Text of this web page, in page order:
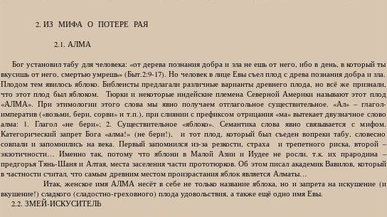
2. ИЗ МИФА О ПОТЕРЕ РАЯ
2.1. АЛМА
Бог установил табу для человека: «от дерева познания добра и зла не ешь от него, ибо в день, в который ты
вкусишь от него, смертью умрешь» (Быт.2:9-17). Но человек в лице Евы съел плод с древа познания добра и зла.
Плодом тем явилось яблоко. Библеисты предлагали различные варианты древнего плода, но всё же признали,
что этот плод был яблоком. Тюрки и некоторые индейские племена Северной Америки называют этот плод
«АЛМА». При этимологии этого слова мы явно получаем отглагольное существительное. «Ал» – глагол-
императив («возьми, бери, сорви» и т.п.), при слиянии с префиксом отрицания «ма» вытекает двузначное слово
алма: 1. Глагол «не бери»; 2. Существительное «яблоко». Семантика слова явно связывается с мифом.
Категорический запрет Бога «алма!» (не бери!), и тот плод, который был съеден вопреки табу, словесно
совпали и запомнились на века. Первый запомнился из-за резкости, страха и трепетного риска, второй –
экзотичности… Именно так, потому что яблони в Малой Азии и Иудее не росли, т.к. их прародина –
предгорья Тянь-Шаня и Алтая, места заселения части прототюрков. Об этом писал академик Вавилов, который
в частности считал, что самым древним местом произрастания яблок является Алматы…
Итак, женское имя АЛМА несёт в себе не только название яблока, но и запрета на искушение (и
вкушение!) сладкого (сладостно-греховного) плода удовольствия, а также ещё одно имя Евы.
2.2. ЗМЕЙ-ИСКУСИТЕЛЬ